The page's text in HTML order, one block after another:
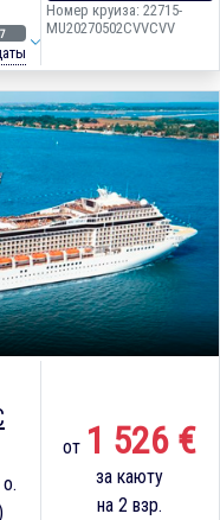
Номер круиза: 22715-
MU20270502CVVCVV
от 1 526 €
за каюту
на 2 взр.